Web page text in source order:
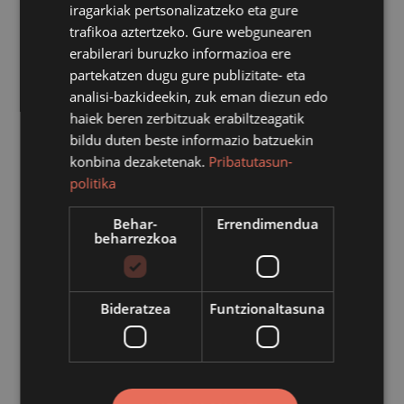
2021/10/13
Jose Artetxe kalean, 9 eta 15 etxe-atarien aurrean,
azpiegiturak eta zerbitzuak berritzeko egin behar
dituzten obrak direla eta, zati horretan, errepidean,
ibilgailuentzat errai bakarra izango da erabilgarri
datorren astelehenetik aurrera (hilak 18).
Ibilgailuen trafikoa semaforo bidez zuzenduko da
iragarkiak pertsonalizatzeko eta gure
trafikoa aztertzeko. Gure webgunearen
erabilerari buruzko informazioa ere
partekatzen dugu gure publizitate- eta
analisi-bazkideekin, zuk eman diezun edo
haiek beren zerbitzuak erabiltzeagatik
bildu duten beste informazio batzuekin
konbina dezaketenak. Pribatutasun-
politika
Behar-
beharrezkoa
Errendimendua
Bideratzea Funtzionaltasuna